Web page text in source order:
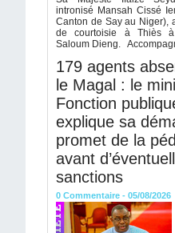
intronisé Mansah Cissé
Canton de Say au Niger),
de courtoisie à Thiès à
Saloum Dieng.
179 agents
le Magal : le
Fonction
explique sa
promet de la
avant
sanctions
0 Commentaire - 05/08/2026